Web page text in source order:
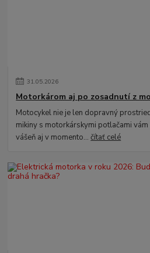
31.05.2026
Motorkárom aj po zosadnutí z
Motocykel nie je len dopravný
mikiny s motorkárskymi potlačami
vášeň aj v momento...čítať celé